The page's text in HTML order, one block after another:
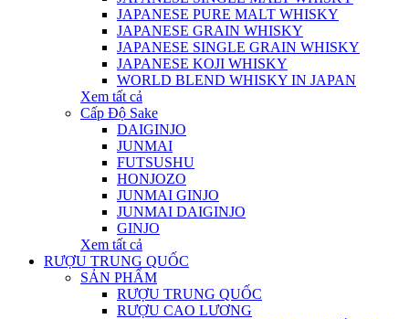
JAPANESE PURE MALT WHISKY
JAPANESE GRAIN WHISKY
JAPANESE SINGLE GRAIN WHISKY
JAPANESE KOJI WHISKY
WORLD BLEND WHISKY IN JAPAN
Xem tất cả
Cấp Độ Sake
DAIGINJO
JUNMAI
FUTSUSHU
HONJOZO
JUNMAI GINJO
JUNMAI DAIGINJO
GINJO
Xem tất cả
RƯỢU TRUNG QUỐC
SẢN PHẨM
RƯỢU TRUNG QUỐC
RƯỢU CAO LƯƠNG